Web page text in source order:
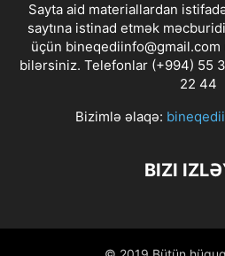
Sayta aid materiallardan
saytına istinad etmək
üçün bineqediinfo@gmail.com
bilərsiniz. Telefonlar (+994) 55
22 44
Bizimlə əlaqə:
BIZI